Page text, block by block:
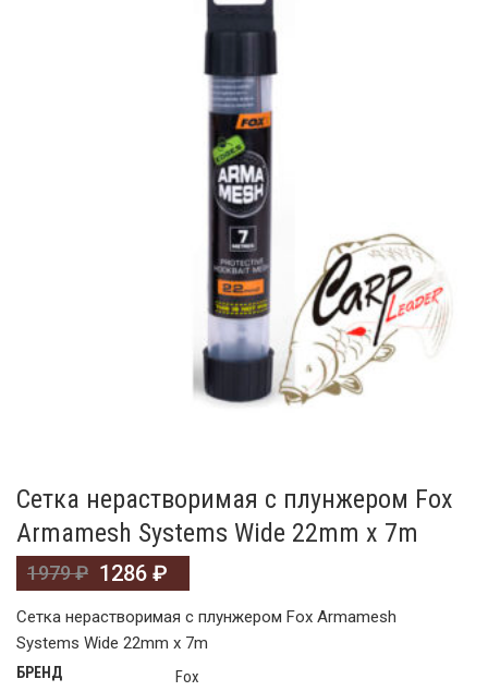
Сетка нерастворимая с плунжером Fox
Armamesh Systems Wide 22mm x 7m
1979₽ 1286 ₽
Сетка нерастворимая с плунжером Fox Armamesh
Systems Wide 22mm x 7m
БРЕНД Fox